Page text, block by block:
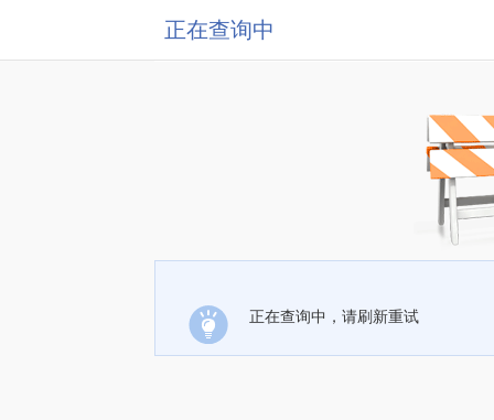
正在查询中
正在查询中，请刷新重试